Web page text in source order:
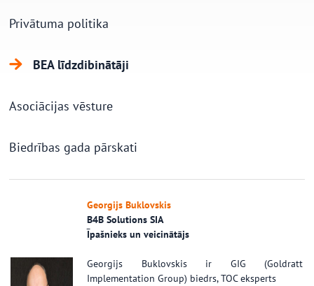
Privātuma politika
BEA līdzdibinātāji
Asociācijas vēsture
Biedrības gada pārskati
Georgijs Buklovskis
B4B Solutions SIA
Īpašnieks un veicinātājs
Georgijs Buklovskis ir GIG (Goldratt
Implementation Group) biedrs, TOC eksperts